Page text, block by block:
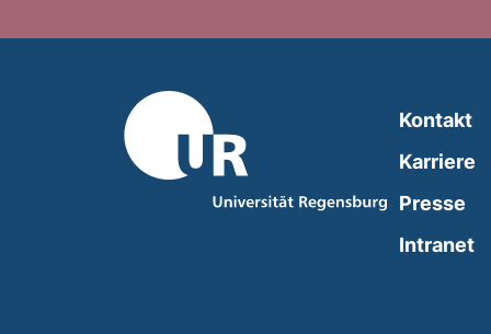
Kontakt
Karriere
Presse
Intranet